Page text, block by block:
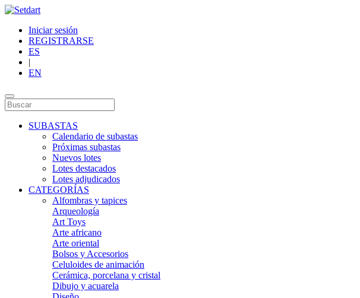
Iniciar sesión
REGISTRARSE
ES
|
EN
SUBASTAS
Calendario de subastas
Próximas subastas
Nuevos lotes
Lotes destacados
Lotes adjudicados
CATEGORÍAS
Alfombras y tapices
Arqueología
Art Toys
Arte africano
Arte oriental
Bolsos y Accesorios
Celuloides de animación
Cerámica, porcelana y cristal
Dibujo y acuarela